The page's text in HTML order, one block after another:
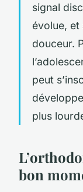
signal
évolue, et
douceur.
peut
plus
bon